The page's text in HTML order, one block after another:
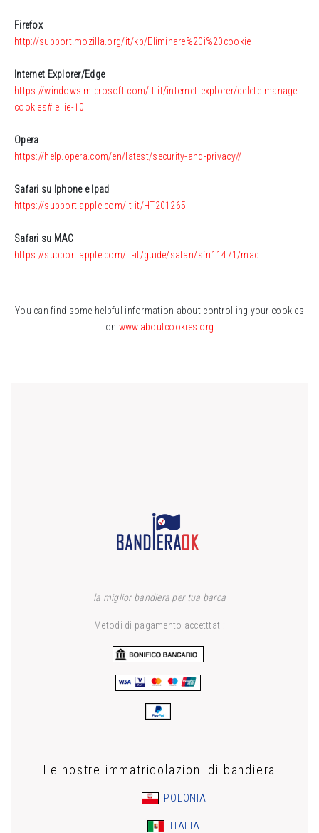
Firefox
http://support.mozilla.org/it/kb/Eliminare%20i%20cookie
Internet Explorer/Edge
https://windows.microsoft.com/it-it/internet-explorer/delete-manage-
cookies#ie=ie-10
Opera
https://help.opera.com/en/latest/security-and-privacy//
Safari su Iphone e Ipad
https://support.apple.com/it-it/HT201265
Safari su MAC
https://support.apple.com/it-it/guide/safari/sfri11471/mac
You can find some helpful information about controlling your cookies
on www.aboutcookies.org
la miglior bandiera per tua barca
Metodi di pagamento accetttati:
Le nostre immatricolazioni di bandiera
POLONIA
ITALIA